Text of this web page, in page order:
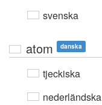
svenska
atom danska
tjeckiska
nederländska